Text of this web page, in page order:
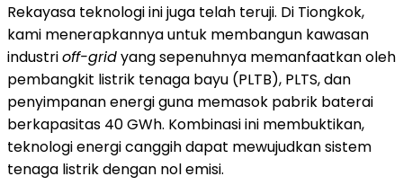
Rekayasa teknologi ini juga telah teruji. Di Tiongkok,
kami menerapkannya untuk membangun kawasan
industrioff-gridyang sepenuhnya memanfaatkan oleh
pembangkit listrik tenaga bayu (PLTB), PLTS, dan
penyimpanan energi guna memasok pabrik baterai
berkapasitas 40 GWh. Kombinasi ini membuktikan,
teknologi energi canggih dapat mewujudkan sistem
tenaga listrik dengan nol emisi.